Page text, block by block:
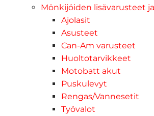
Mönkijöiden lisävarusteet
Ajolasit
Asusteet
Can-Am varusteet
Huoltotarvikkeet
Motobatt akut
Puskulevyt
Rengas/Vannesetit
Työvalot